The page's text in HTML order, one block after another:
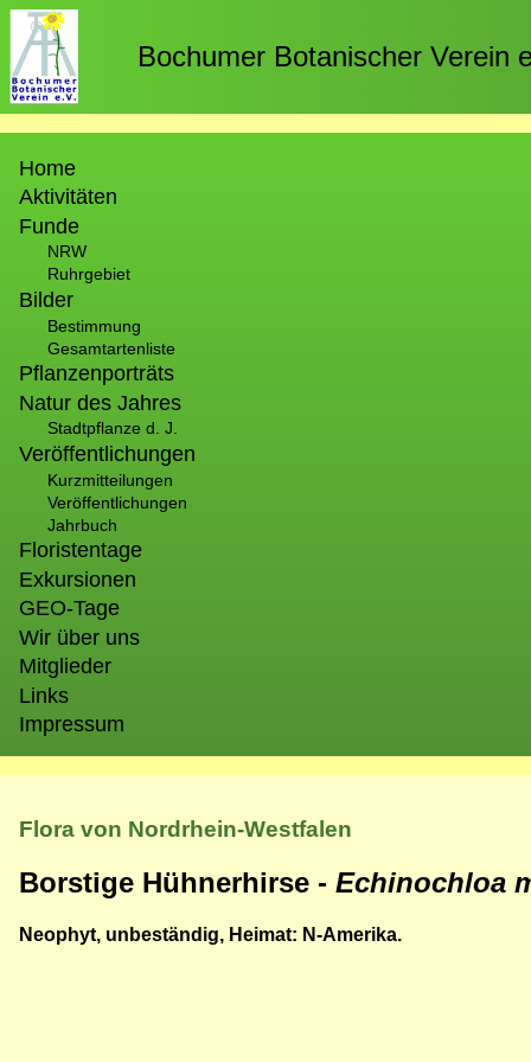
Direkt
zum
Inhalt
Bochumer Botanischer Verein
Home
Aktivitäten
Funde
NRW
Ruhrgebiet
Bilder
Bestimmung
Gesamtartenliste
Pflanzenporträts
Natur des Jahres
Stadtpflanze d. J.
Veröffentlichungen
Kurzmitteilungen
Veröffentlichungen
Jahrbuch
Floristentage
Exkursionen
GEO-Tage
Wir über uns
Mitglieder
Links
Impressum
Flora von Nordrhein-Westfalen
Borstige Hühnerhirse - Echinochloa
Neophyt, unbeständig, Heimat: N-Amerika.